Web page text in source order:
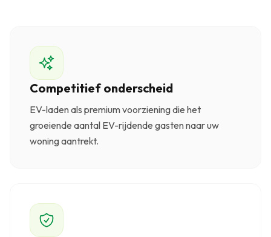
Competitief onderscheid
EV-laden als premium voorziening die het
groeiende aantal EV-rijdende gasten naar uw
woning aantrekt.